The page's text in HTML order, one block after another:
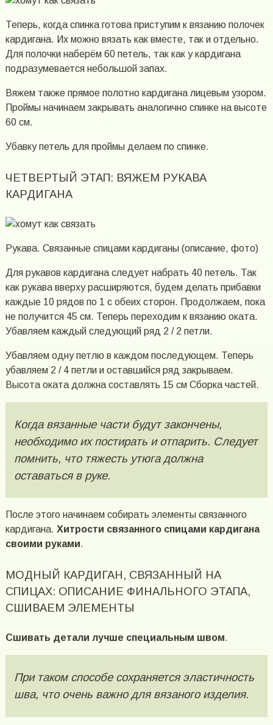
Теперь, когда спинка готова приступим к вязанию полочек
кардигана. Их можно вязать как вместе, так и отдельно.
Для полочки наберём 60 петель, так как у кардигана
подразумевается небольшой запах.
Вяжем также прямое полотно кардигана лицевым узором.
Проймы начинаем закрывать аналогично спинке на высоте
60 см.
Убавку петель для проймы делаем по спинке.
ЧЕТВЕРТЫЙ ЭТАП: ВЯЖЕМ РУКАВА
КАРДИГАНА
Рукава. Связанные спицами кардиганы (описание, фото)
Для рукавов кардигана следует набрать 40 петель. Так
как рукава вверху расширяются, будем делать прибавки
каждые 10 рядов по 1 с обеих сторон. Продолжаем, пока
не получится 45 см. Теперь переходим к вязанию оката.
Убавляем каждый следующий ряд 2 / 2 петли.
Убавляем одну петлю в каждом последующем. Теперь
убавляем 2 / 4 петли и оставшийся ряд закрываем.
Высота оката должна составлять 15 см Сборка частей.
Когда вязанные части будут закончены,
необходимо их постирать и отпарить. Следует
помнить, что тяжесть утюга должна
оставаться в руке.
После этого начинаем собирать элементы связанного
кардигана. Хитрости связанного спицами кардигана
своими руками.
МОДНЫЙ КАРДИГАН, СВЯЗАННЫЙ НА
СПИЦАХ: ОПИСАНИЕ ФИНАЛЬНОГО ЭТАПА,
СШИВАЕМ ЭЛЕМЕНТЫ
Сшивать детали лучше специальным швом.
При таком способе сохраняется эластичность
шва, что очень важно для вязаного изделия.